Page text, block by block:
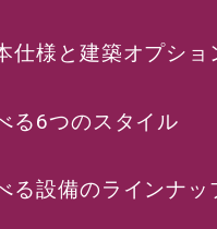
仕様と建築オプショ
る6つのスタイル
る設備のラインナッ